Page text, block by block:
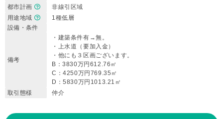
都市計画
非線引区域
用途地域
1種低層
設備・条件
備考
・建築条件有→無。
・上水道（要加入金）
・他にも３区画ございます。
B：3830万円612.76㎡
C：4250万円769.35㎡
D：5830万円1013.21㎡
取引態様
仲介